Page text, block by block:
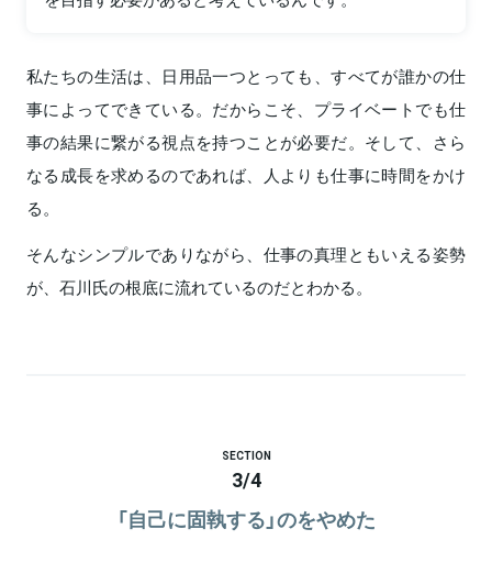
私たちの生活は、日用品一つとっても、すべてが誰かの仕
事によってできている。だからこそ、プライベートでも仕
事の結果に繋がる視点を持つことが必要だ。そして、さら
なる成長を求めるのであれば、人よりも仕事に時間をかけ
る。
そんなシンプルでありながら、仕事の真理ともいえる姿勢
が、石川氏の根底に流れているのだとわかる。
SECTION
3/4
「自己に固執する」のをやめた